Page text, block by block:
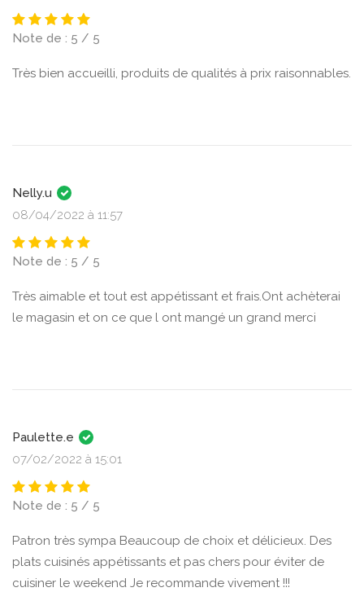
Note de : 5 / 5
Très bien accueilli, produits de qualités à prix raisonnables.
Nelly.u
08/04/2022 à 11:57
Note de : 5 / 5
Très aimable et tout est appétissant et frais.Ont achèterai
le magasin et on ce que l ont mangé un grand merci
Paulette.e
07/02/2022 à 15:01
Note de : 5 / 5
Patron très sympa Beaucoup de choix et délicieux. Des
plats cuisinés appétissants et pas chers pour éviter de
cuisiner le weekend Je recommande vivement !!!